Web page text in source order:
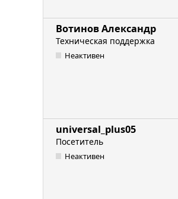
Вотинов Александр
Техническая поддержка
Неактивен
universal_plus05
Посетитель
Неактивен